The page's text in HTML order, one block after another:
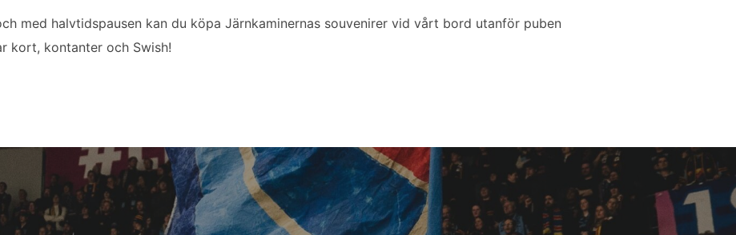
med halvtidspausen kan du köpa Järnkaminernas souvenirer vid vårt bord utanför puben
kort, kontanter och Swish!